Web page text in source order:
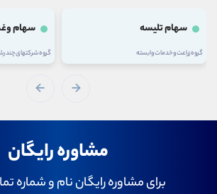
سهام تلیسه
گروه زراعت و خدمات وابسته
سهام
گروه شرکتهای چند
مشاوره رایگان
برای مشاوره رایگان نام و شماره